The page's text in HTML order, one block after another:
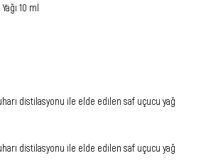
10 ml
distilasyonu ile elde edilen saf uçucu yağ
distilasyonu ile elde edilen saf uçucu yağ